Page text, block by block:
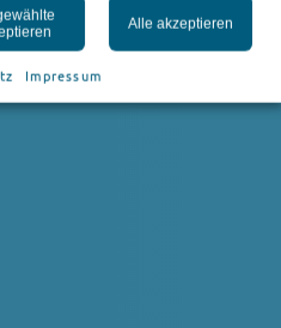
Alle akzeptieren
Impressum